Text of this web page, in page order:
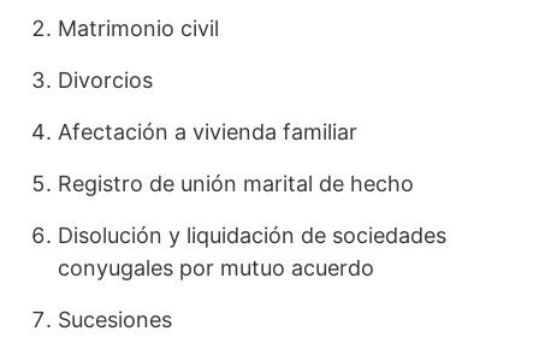
Matrimonio civil
Divorcios
Afectación a vivienda familiar
Registro de unión marital de hecho
Disolución y liquidación de sociedades
conyugales por mutuo acuerdo
Sucesiones